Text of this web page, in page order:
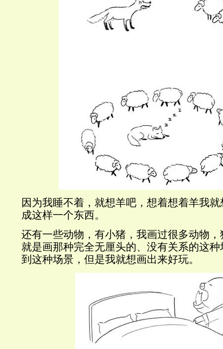
因为我睡不着，就想羊吧，想着想着羊我
成这样一个东西。
还有一些动物，有小猪，我画过很多动物
就是画那种完全无厘头的、没有关系的这
到这种场景，但是我就想画出来好玩。